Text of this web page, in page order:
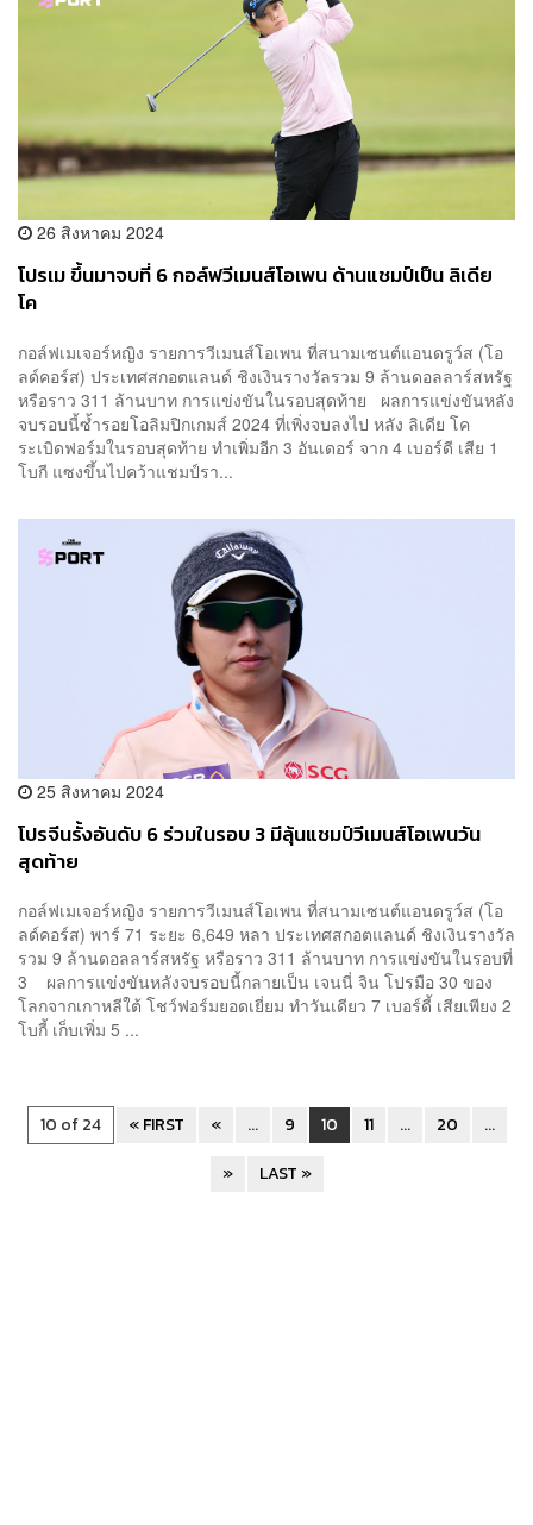
26 สิงหาคม 2024
โปรเม ขึ้นมาจบที่ 6 กอล์ฟวีเมนส์โอเพน ด้านแชมป์เป็น ลิเดีย
โค
กอล์ฟเมเจอร์หญิง รายการวีเมนส์โอเพน ที่สนามเซนต์แอนดรูว์ส (โอ
ลด์คอร์ส) ประเทศสกอตแลนด์ ชิงเงินรางวัลรวม 9 ล้านดอลลาร์สหรัฐ
หรือราว 311 ล้านบาท การแข่งขันในรอบสุดท้าย ผลการแข่งขันหลัง
จบรอบนี้ซ้ำรอยโอลิมปิกเกมส์ 2024 ที่เพิ่งจบลงไป หลัง ลิเดีย โค
ระเบิดฟอร์มในรอบสุดท้าย ทำเพิ่มอีก 3 อันเดอร์ จาก 4 เบอร์ดี เสีย 1
โบกี แซงขึ้นไปคว้าแชมป์รา...
25 สิงหาคม 2024
โปรจีนรั้งอันดับ 6 ร่วมในรอบ 3 มีลุ้นแชมป์วีเมนส์โอเพนวัน
สุดท้าย
กอล์ฟเมเจอร์หญิง รายการวีเมนส์โอเพน ที่สนามเซนต์แอนดรูว์ส (โอ
ลด์คอร์ส) พาร์ 71 ระยะ 6,649 หลา ประเทศสกอตแลนด์ ชิงเงินรางวัล
รวม 9 ล้านดอลลาร์สหรัฐ หรือราว 311 ล้านบาท การแข่งขันในรอบที่
3 ผลการแข่งขันหลังจบรอบนี้กลายเป็น เจนนี่ จิน โปรมือ 30 ของ
โลกจากเกาหลีใต้ โชว์ฟอร์มยอดเยี่ยม ทำวันเดียว 7 เบอร์ดี้ เสียเพียง 2
โบกี้ เก็บเพิ่ม 5 ...
10 of 24 « FIRST « ... 9 10 11 ... 20
...
»
LAST »